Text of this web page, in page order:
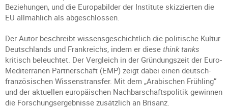
Beziehungen, und die Europabilder der Institute skizzierten die
EU allmählich als abgeschlossen.
Der Autor beschreibt wissensgeschichtlich die politische Kultur
Deutschlands und Frankreichs, indem er diese think tanks
kritisch beleuchtet. Der Vergleich in der Gründungszeit der Euro-
Mediterranen Partnerschaft (EMP) zeigt dabei einen deutsch-
französischen Wissenstransfer. Mit dem „Arabischen Frühling“
und der aktuellen europäischen Nachbarschaftspolitik gewinnen
die Forschungsergebnisse zusätzlich an Brisanz.